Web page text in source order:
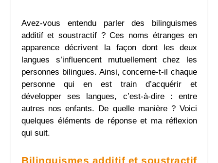
Avez-vous entendu parler des bilinguismes
additif et soustractif ? Ces noms étranges en
apparence décrivent la façon dont les deux
langues s’influencent mutuellement chez les
personnes bilingues. Ainsi, concerne-t-il chaque
personne qui en est train d’acquérir et
développer ses langues, c’est-à-dire : entre
autres nos enfants. De quelle manière ? Voici
quelques éléments de réponse et ma réflexion
qui suit.
Bilinguismes additif et soustractif